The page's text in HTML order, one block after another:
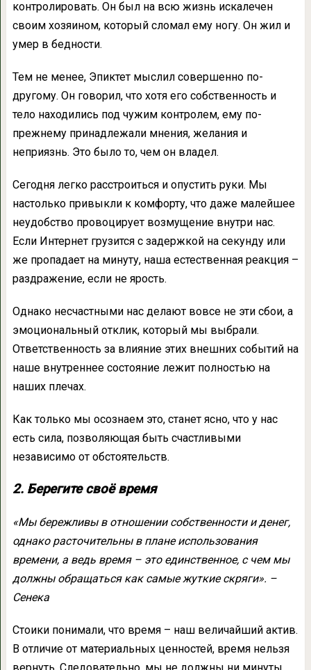
контролировать. Он был на всю жизнь искалечен
своим хозяином, который сломал ему ногу. Он жил и
умер в бедности.
Тем не менее, Эпиктет мыслил совершенно по-
другому. Он говорил, что хотя его собственность и
тело находились под чужим контролем, ему по-
прежнему принадлежали мнения, желания и
неприязнь. Это было то, чем он владел.
Сегодня легко расстроиться и опустить руки. Мы
настолько привыкли к комфорту, что даже малейшее
неудобство провоцирует возмущение внутри нас.
Если Интернет грузится с задержкой на секунду или
же пропадает на минуту, наша естественная реакция –
раздражение, если не ярость.
Однако несчастными нас делают вовсе не эти сбои, а
эмоциональный отклик, который мы выбрали.
Ответственность за влияние этих внешних событий на
наше внутреннее состояние лежит полностью на
наших плечах.
Как только мы осознаем это, станет ясно, что у нас
есть сила, позволяющая быть счастливыми
независимо от обстоятельств.
2. Берегите своё время
«Мы бережливы в отношении собственности и денег,
однако расточительны в плане использования
времени, а ведь время – это единственное, с чем мы
должны обращаться как самые жуткие скряги». –
Сенека
Стоики понимали, что время – наш величайший актив.
В отличие от материальных ценностей, время нельзя